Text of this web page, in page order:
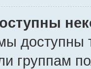
доступны
группам